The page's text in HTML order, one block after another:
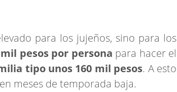
para los jujeños, sino para los
pesos por persona para hacer el
tipo unos 160 mil pesos. A esto
meses de temporada baja.